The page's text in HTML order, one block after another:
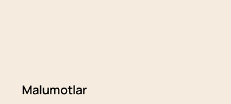
Malumotlar